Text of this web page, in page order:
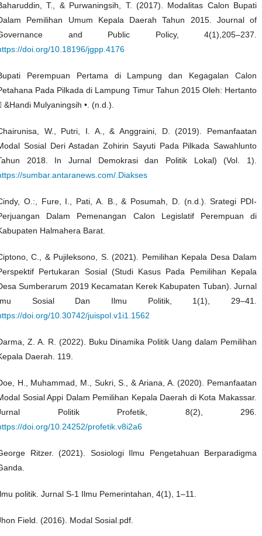
T., & Purwaningsih, T. (2017). Modalitas Calon Bupati
Pemilihan Umum Kepala Daerah Tahun 2015. Journal of
and Public Policy, 4(1),205–237.
doi.org/10.18196/jgpp.4176
Perempuan Pertama di Lampung dan Kegagalan Calon
Pada Pilkada di Lampung Timur Tahun 2015 Oleh: Hertanto
&Handi Mulyaningsih •. (n.d.).
W., Putri, I. A., & Anggraini, D. (2019). Pemanfaatan
Sosial Deri Astadan Zohirin Sayuti Pada Pilkada Sawahlunto
2018. In Jurnal Demokrasi dan Politik Lokal) (Vol. 1).
sumbar.antaranews.com/.Diakses
O.:, Fure, I., Pati, A. B., & Posumah, D. (n.d.). Srategi PDI-
Dalam Pemenangan Calon Legislatif Perempuan di
Halmahera Barat.
C., & Pujileksono, S. (2021). Pemilihan Kepala Desa Dalam
Pertukaran Sosial (Studi Kasus Pada Pemilihan Kepala
Sumberarum 2019 Kecamatan Kerek Kabupaten Tuban). Jurnal
Sosial Dan Ilmu Politik, 1(1), 29–41.
doi.org/10.30742/juispol.v1i1.1562
Z. A. R. (2022). Buku Dinamika Politik Uang dalam Pemilihan
Daerah. 119.
H., Muhammad, M., Sukri, S., & Ariana, A. (2020). Pemanfaatan
Sosial Appi Dalam Pemilihan Kepala Daerah di Kota Makassar.
Politik Profetik, 8(2), 296.
doi.org/10.24252/profetik.v8i2a6
Ritzer. (2021). Sosiologi Ilmu Pengetahuan Berparadigma
politik. Jurnal S-1 Ilmu Pemerintahan, 4(1), 1–11.
Field. (2016). Modal Sosial.pdf.